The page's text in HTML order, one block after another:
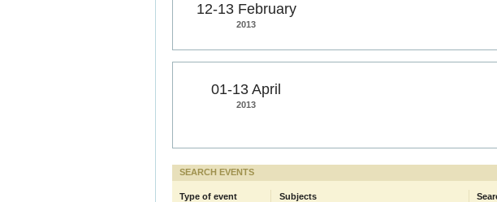
12-13 February
2013
01-13 April
2013
SEARCH EVENTS
Type of event
Subjects